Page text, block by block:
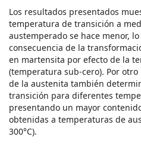
Los resultados presentados
temperatura de transición a
austemperado se hace menor,
consecuencia de la
en martensita por efecto de la
(temperatura sub-cero). Por
de la austenita también
transición para diferentes
presentando un mayor
obtenidas a temperaturas de
300°C).